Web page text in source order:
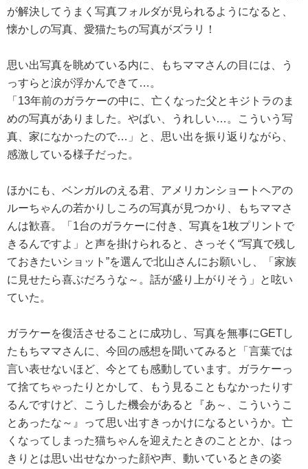
が解決してうまく写真フォルダが見られるようになると、
懐かしの写真、愛猫たちの写真がズラリ！
思い出写真を眺めている内に、もちママさんの目には、う
っすらと涙が浮かんできて…。
「13年前のガラケーの中に、亡くなった父とキジトラのま
めの写真がありました。やばい、うれしい…。こういう写
真、家になかったので…」と、思い出を振り返りながら、
感激している様子だった。
ほかにも、ベンガルのえる君、アメリカンショートヘアの
ルーちゃんの若かりしころの写真が見つかり、もちママさ
んは歓喜。「1台のガラケーに付き、写真を1枚プリントで
きるんですよ」と声を掛けられると、さっそく“写真で残し
ておきたいショット”を選んで北山さんにお願いし、「家族
に見せたら喜ぶだろうな～。話が盛り上がりそう」と呟い
ていた。
ガラケーを復活させることに成功し、写真を無事にGETし
たもちママさんに、今回の感想を聞いてみると「言葉では
言い表せないほど、今とても感動しています。ガラケーっ
て捨てちゃったりとかして、もう見ることもなかったりす
るんですけど、こうした機会があると『あ～、こういうこ
とあったな～』って思い出すきっかけになるというか。亡
くなってしまった猫ちゃんを迎えたときのこととか、はっ
きりとは思い出せなかった顔や声、動いているときの姿